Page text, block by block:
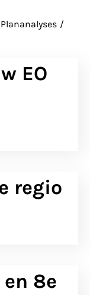
Plananalyses /
EO
regio
8e